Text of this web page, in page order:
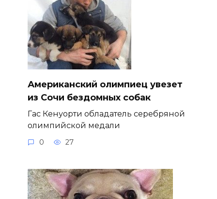
Американский олимпиец увезет
из Сочи бездомных собак
Гас Кенуорти обладатель серебряной
олимпийской медали
0 27